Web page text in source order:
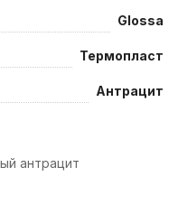
Glossa
Термопласт
Антрацит
антрацит